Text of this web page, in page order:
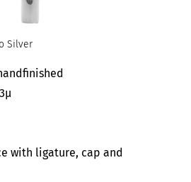
Silver
with ligature, cap and